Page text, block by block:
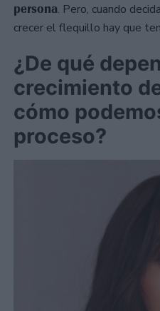
persona. Pero, cuando
crecer el flequillo hay que
¿De qué
crecimiento
cómo
proceso?